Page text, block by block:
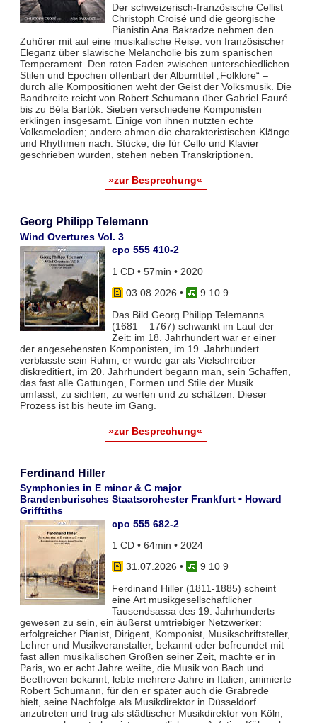
Der schweizerisch-französische Cellist
Christoph Croisé und die georgische
Pianistin Ana Bakradze nehmen den
Zuhörer mit auf eine musikalische Reise: von französischer
Eleganz über slawische Melancholie bis zum spanischen
Temperament. Den roten Faden zwischen unterschiedlichen
Stilen und Epochen offenbart der Albumtitel „Folklore“ –
durch alle Kompositionen weht der Geist der Volksmusik. Die
Bandbreite reicht von Robert Schumann über Gabriel Fauré
bis zu Béla Bartók. Sieben verschiedene Komponisten
erklingen insgesamt. Einige von ihnen nutzten echte
Volksmelodien; andere ahmen die charakteristischen Klänge
und Rhythmen nach. Stücke, die für Cello und Klavier
geschrieben wurden, stehen neben Transkriptionen.
»zur Besprechung«
Georg Philipp Telemann
Wind Overtures Vol. 3
cpo 555 410-2
1 CD • 57min • 2020
03.08.2026 •
9 10 9
Das Bild Georg Philipp Telemanns
(1681 – 1767) schwankt im Lauf der
Zeit: im 18. Jahrhundert war er einer
der angesehensten Komponisten, im 19. Jahrhundert
verblasste sein Ruhm, er wurde gar als Vielschreiber
diskreditiert, im 20. Jahrhundert begann man, sein Schaffen,
das fast alle Gattungen, Formen und Stile der Musik
umfasst, zu sichten, zu werten und zu schätzen. Dieser
Prozess ist bis heute im Gang.
»zur Besprechung«
Ferdinand Hiller
Symphonies in E minor & C major
Brandenburisches Staatsorchester Frankfurt • Howard
Grifftiths
cpo 555 682-2
1 CD • 64min • 2024
31.07.2026 •
9 10 9
Ferdinand Hiller (1811-1885) scheint
eine Art musikgesellschaftlicher
Tausendsassa des 19. Jahrhunderts
gewesen zu sein, ein äußerst umtriebiger Netzwerker:
erfolgreicher Pianist, Dirigent, Komponist, Musikschriftsteller,
Lehrer und Musikveranstalter, bekannt oder befreundet mit
fast allen musikalischen Größen seiner Zeit, machte er in
Paris, wo er acht Jahre weilte, die Musik von Bach und
Beethoven bekannt, lebte mehrere Jahre in Italien, animierte
Robert Schumann, für den er später auch die Grabrede
hielt, seine Nachfolge als Musikdirektor in Düsseldorf
anzutreten und trug als städtischer Musikdirektor von Köln,